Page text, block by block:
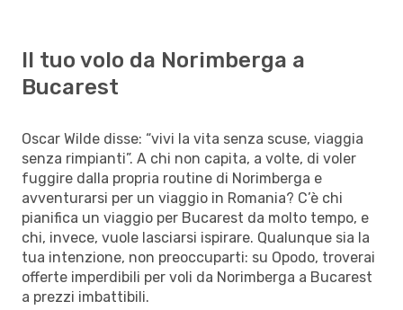
Il tuo volo da Norimberga a
Bucarest
Oscar Wilde disse: “vivi la vita senza scuse, viaggia
senza rimpianti”. A chi non capita, a volte, di voler
fuggire dalla propria routine di Norimberga e
avventurarsi per un viaggio in Romania? C’è chi
pianifica un viaggio per Bucarest da molto tempo, e
chi, invece, vuole lasciarsi ispirare. Qualunque sia la
tua intenzione, non preoccuparti: su Opodo, troverai
offerte imperdibili per voli da Norimberga a Bucarest
a prezzi imbattibili.